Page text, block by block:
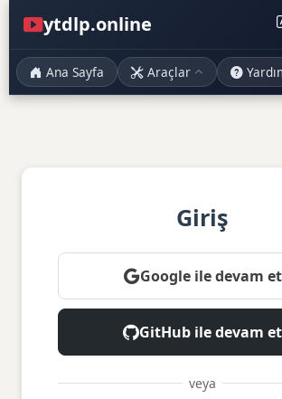
ytdlp.online
Ana Sayfa Araçlar
Giriş
Google ile devam et
GitHub ile devam et
veya